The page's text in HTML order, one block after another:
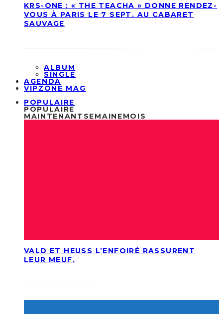
KRS-ONE : « THE TEACHA » DONNE RENDEZ-
VOUS À PARIS LE 7 SEPT. AU CABARET
SAUVAGE
ALBUM
SINGLE
AGENDA
VIPZONE MAG
POPULAIRE
POPULAIRE
MAINTENANT SEMAINEMOIS
VALD ET HEUSS L’ENFOIRÉ RASSURENT
LEUR MEUF.